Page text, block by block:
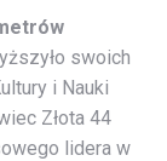
swoich
i Nauki
Złota 44
lidera w